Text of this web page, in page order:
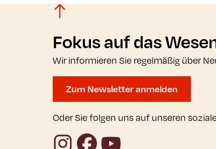
Fokus auf das
Wir informieren Sie regelmäßig über
Zum Newsletter anmelden
Oder Sie folgen uns auf unseren
InstagramFacebook
YouTube